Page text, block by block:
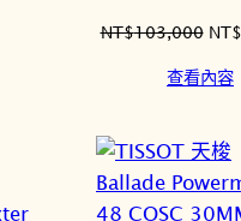
NT$103,000 原
價
NT$
查看內容